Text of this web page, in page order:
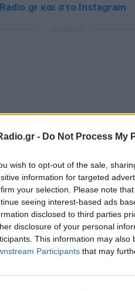
- Do Not Process My
wish to opt-out of the sale,
information for targeted
your selection. Please note
seeing interest-based ads
disclosed to third parties
disclosure of your personal
This information may
Participants that may
και στο Instagram